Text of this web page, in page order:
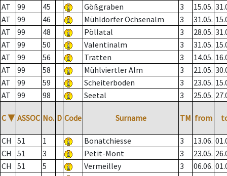
AT
99 45 Gößgraben 3 15.05.
AT
99 46 Mühldorfer Ochsenalm 3 31.05.
AT
99 48 Pöllatal 3 28.05.
AT
99 50 Valentinalm 3 31.05.
AT
99 56 Tratten 3 14.05.
AT
99 58 Mühlviertler Alm 3 21.05.
AT
99 59 Scheiterboden 3 23.05.
AT
99 98 Seetal 3 25.05.
C ▼ ASSOC No. D Code Surname TM from
CH 51 1 Bonatchiesse 3 13.06.
CH
51 3 Petit-Mont 3 23.05.
CH
51 5 Vermeilley 3 06.06.